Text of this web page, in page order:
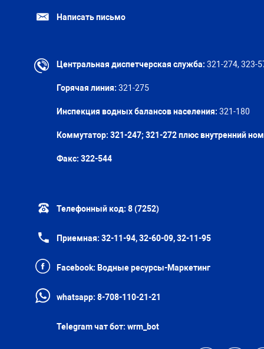
Написать письмо
Центральная диспетчерская служба: 321-274, 323-
Горячая линия: 321-275
Инспекция водных балансов населения: 321-180
Коммутатор: 321-247; 321-272 плюс внутренний
Факс: 322-544
Телефонный код: 8 (7252)
Приемная: 32-11-94, 32-60-09, 32-11-95
Facebook: Водные ресурсы-Маркетинг
whatsapp: 8-708-110-21-21
Telegram чат бот: wrm_bot